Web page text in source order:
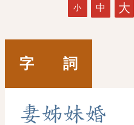
小 中 大
字 詞
妻姊妹婚